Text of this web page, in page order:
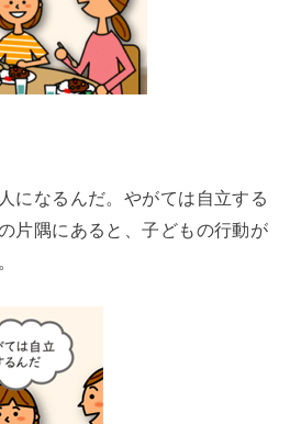
になるんだ。やがては自立する
片隅にあると、子どもの行動が